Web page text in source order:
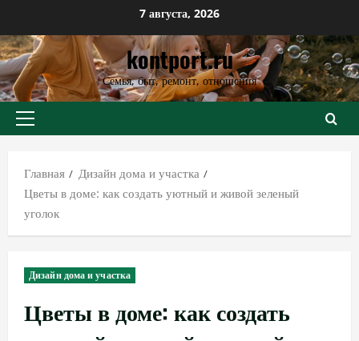
к
содержимому
7 августа, 2026
kontport.ru
Семья, быт, ремонт, отношения
Основное
Главная
Дизайн дома и участка
Цветы в доме: как создать уютный и живой зеленый
уголок
Дизайн дома и участка
Цветы в доме: как создать